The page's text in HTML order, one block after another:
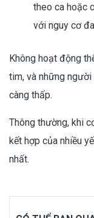
theo ca hoặc
với nguy cơ
Không hoạt động
tim, và những
càng thấp.
Thông thường, khi
kết hợp của nhiều
nhất.